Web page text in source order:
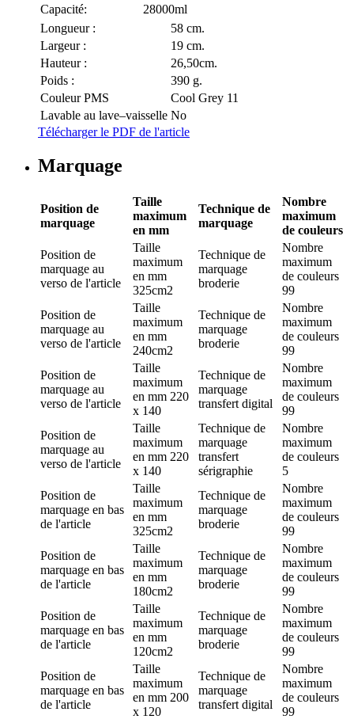
Capacité:
28000ml
Longueur :
58 cm.
Largeur :
19 cm.
Hauteur :
26,50cm.
Poids :
390 g.
Couleur PMS
Cool Grey 11
Lavable au lave–vaisselle No
Télécharger le PDF de l'article
Marquage
Position de
marquage
Taille
maximum
en mm
Technique de
marquage
Nombre
maximum
de couleurs
Position de
marquage au
verso de l'article
Taille
maximum
en mm
325cm2
Technique de
marquage
broderie
Nombre
maximum
de couleurs
99
Position de
marquage au
verso de l'article
Taille
maximum
en mm
240cm2
Technique de
marquage
broderie
Nombre
maximum
de couleurs
99
Position de
marquage au
verso de l'article
Taille
maximum
en mm 220
x 140
Technique de
marquage
transfert digital
Nombre
maximum
de couleurs
99
Position de
marquage au
verso de l'article
Taille
maximum
en mm 220
x 140
Technique de
marquage
transfert
sérigraphie
Nombre
maximum
de couleurs
5
Position de
marquage en bas
de l'article
Taille
maximum
en mm
325cm2
Technique de
marquage
broderie
Nombre
maximum
de couleurs
99
Position de
marquage en bas
de l'article
Taille
maximum
en mm
180cm2
Technique de
marquage
broderie
Nombre
maximum
de couleurs
99
Position de
marquage en bas
de l'article
Taille
maximum
en mm
120cm2
Technique de
marquage
broderie
Nombre
maximum
de couleurs
99
Position de
marquage en bas
de l'article
Taille
maximum
en mm 200
x 120
Technique de
marquage
transfert digital
Nombre
maximum
de couleurs
99